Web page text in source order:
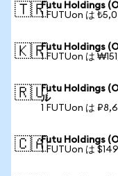
🇹🇷Futu Holdings
1 FUTUon は
🇰🇷Futu Holdings
1 FUTUon は
🇷🇺Futu Holdings
ル
1 FUTUon は
🇨🇦Futu Holdings
1 FUTUon は